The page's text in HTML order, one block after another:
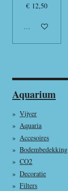
€ 12,50
Uitverkocht
Aquarium
Vijver
Aquaria
Accesoires
Bodembedekking
CO2
Decoratie
Filters